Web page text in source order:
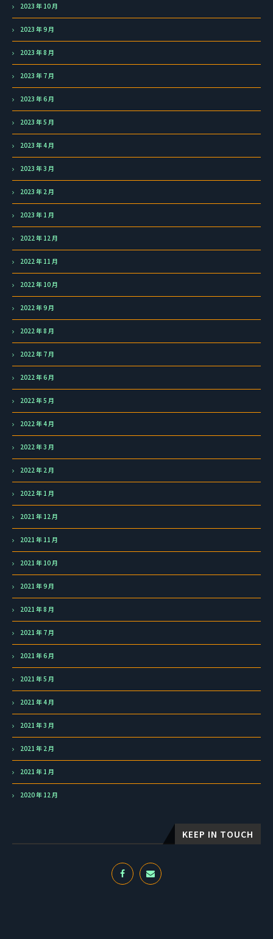
2023 年 10 月
2023 年 9 月
2023 年 8 月
2023 年 7 月
2023 年 6 月
2023 年 5 月
2023 年 4 月
2023 年 3 月
2023 年 2 月
2023 年 1 月
2022 年 12 月
2022 年 11 月
2022 年 10 月
2022 年 9 月
2022 年 8 月
2022 年 7 月
2022 年 6 月
2022 年 5 月
2022 年 4 月
2022 年 3 月
2022 年 2 月
2022 年 1 月
2021 年 12 月
2021 年 11 月
2021 年 10 月
2021 年 9 月
2021 年 8 月
2021 年 7 月
2021 年 6 月
2021 年 5 月
2021 年 4 月
2021 年 3 月
2021 年 2 月
2021 年 1 月
2020 年 12 月
KEEP IN TOUCH